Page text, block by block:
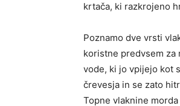
krtača, ki razkrojeno
Poznamo dve vrsti
koristne predvsem za
vode, ki jo vpijejo kot
črevesja in se zato
Topne vlaknine